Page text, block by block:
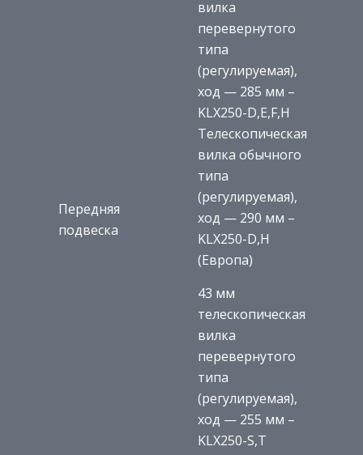
Передняя
подвеска
вилка
перевернутого
типа
(регулируемая),
ход — 285 мм –
KLX250-D,E,F,H
Телескопическая
вилка обычного
типа
(регулируемая),
ход — 290 мм –
KLX250-D,H
(Европа)
43 мм
телескопическая
вилка
перевернутого
типа
(регулируемая),
ход — 255 мм –
KLX250-S,T